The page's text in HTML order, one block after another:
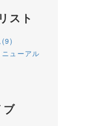
スト
(9)
ューアル
ブ